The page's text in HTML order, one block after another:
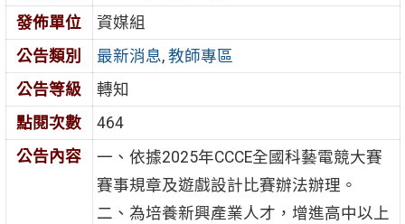
發佈單位
資媒組
公告類別
最新消息, 教師專區
公告等級
轉知
點閱次數
464
公告內容
一、依據2025年CCCE全國科藝電競大賽
賽事規章及遊戲設計比賽辦法辦理。
二、為培養新興產業人才，增進高中以上